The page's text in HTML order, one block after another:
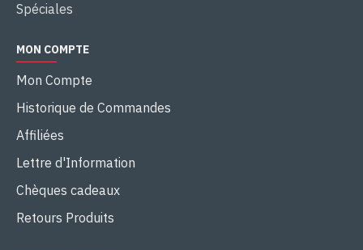
Spéciales
MON COMPTE
Mon Compte
Historique de Commandes
Affiliées
Lettre d'Information
Chèques cadeaux
Retours Produits